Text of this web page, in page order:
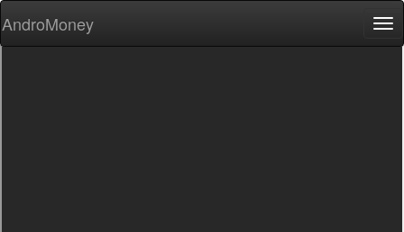
AndroMoney